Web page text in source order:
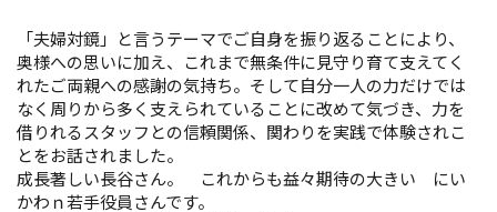
「夫婦対鏡」と言うテーマでご自身を振り返ることにより、
奥様への思いに加え、これまで無条件に見守り育て支えてく
れたご両親への感謝の気持ち。そして自分一人の力だけでは
なく周りから多く支えられていることに改めて気づき、力を
借りれるスタッフとの信頼関係、関わりを実践で体験されこ
とをお話されました。
成長著しい長谷さん。 これからも益々期待の大きい にい
かわｎ若手役員さんです。